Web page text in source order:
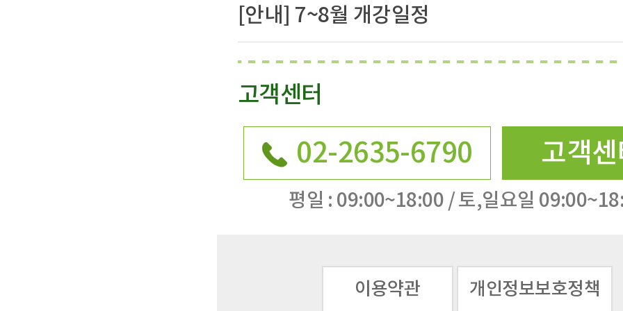
[안내] 7~8월 개강일정
고객센터
02-2635-6790 고객센
평일 : 09:00~18:00 / 토,일요일
이용약관 개인정보보호정책